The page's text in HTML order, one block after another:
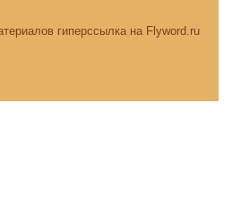
гиперссылка на Flyword.ru